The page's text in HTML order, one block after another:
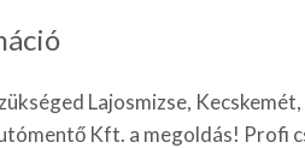
Lajosmizse,
Kft. a megoldás! Profi